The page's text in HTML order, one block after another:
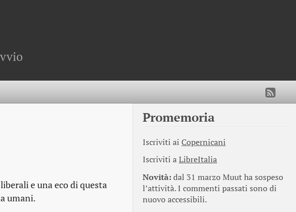
e una eco di questa
umani.
Promemoria
Iscriviti ai Copernicani
Iscriviti aLibreItalia
Novità:dal 31 marzo Muut ha sospeso
l’attività. I commenti passati sono di
nuovo accessibili.